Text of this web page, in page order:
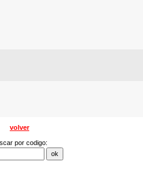
volver
por codigo: